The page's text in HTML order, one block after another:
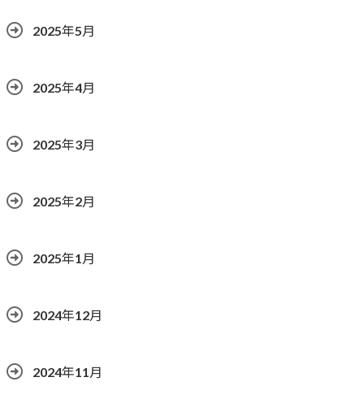
2025年5月
2025年4月
2025年3月
2025年2月
2025年1月
2024年12月
2024年11月